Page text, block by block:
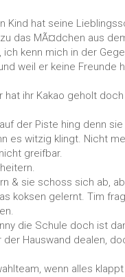
Kind hat seine
das MÃ¤dchen aus
kenn mich in der
weil er keine
ihr Kakao geholt
der Piste hing denn
es witzig klingt. Nicht
greifbar.
& sie schoss sich ab,
koksen gelernt. Tim
die Schule doch ist
der Hauswand dealen,
wenn alles